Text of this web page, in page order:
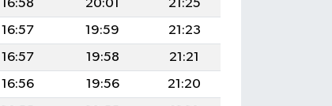
16:58 20:01
21:25
16:57 19:59
21:23
16:57 19:58
21:21
16:56 19:56
21:20